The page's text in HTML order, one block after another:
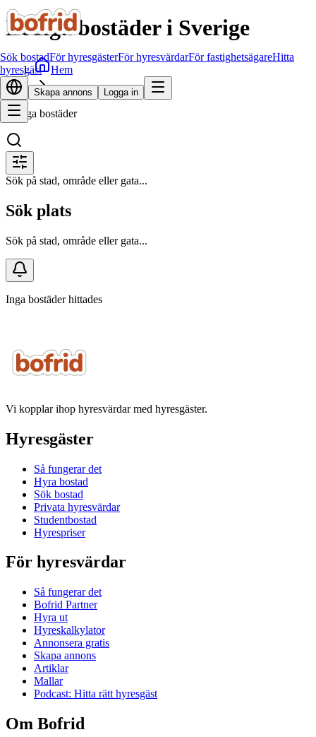
Sök bostadFör hyresgästerFör hyresvärdarFör fastighetsägareHitta
hyresgäst
Skapa annons Logga in
Lediga bostäder i Sverige
Hem
Sök bostad
Lediga bostäder
Sök på stad, område eller gata...
Sök plats
Sök på stad, område eller gata...
Inga bostäder hittades
Vi kopplar ihop hyresvärdar med hyresgäster.
Hyresgäster
Så fungerar det
Hyra bostad
Sök bostad
Privata hyresvärdar
Studentbostad
Hyrespriser
För hyresvärdar
Så fungerar det
Bofrid Partner
Hyra ut
Hyreskalkylator
Annonsera gratis
Skapa annons
Artiklar
Mallar
Podcast: Hitta rätt hyresgäst
Om Bofrid